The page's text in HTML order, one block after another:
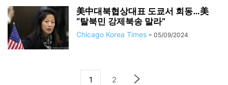
美中대북협상대표 도쿄서 회동…美
“탈북민 강제북송 말라”
Chicago Korea Times - 05/09/2024
1 2